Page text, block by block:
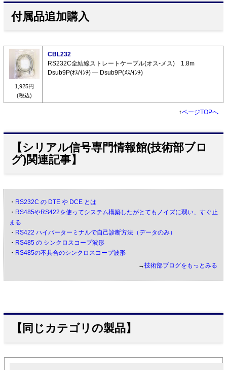
付属品追加購入
1,925円
(税込)
CBL232
RS232C全結線ストレートケーブル(オス-メス) 1.8m
Dsub9P(ｵｽ/ｲﾝﾁ) ― Dsub9P(ﾒｽ/ｲﾝﾁ)
↑ページTOPへ
【シリアル信号専門情報館(技術部ブロ
グ)関連記事】
・ RS232C の DTE や DCE とは
・ RS485やRS422を使ってシステム構築したがとてもノイズに弱い、すぐ止
まる
・ RS422 ハイパーターミナルで自己診断方法（データのみ）
・ RS485 の シンクロスコープ波形
・ RS485の不具合のシンクロスコープ波形
→技術部ブログをもっとみる
【同じカテゴリの製品】